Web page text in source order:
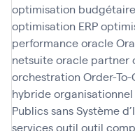
optimisation budgétaire
optimisation ERP
performanceoracle
netsuiteoracle partner
orchestration Order-To-
hybrideorganisationnel
Publics sans Système
servicesoutil outil